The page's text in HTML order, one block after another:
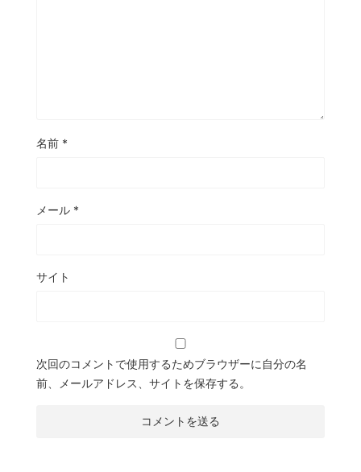
名前 *
メール *
サイト
次回のコメントで使用するためブラウザーに自分の名
前、メールアドレス、サイトを保存する。